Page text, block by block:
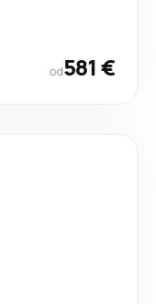
od581 €